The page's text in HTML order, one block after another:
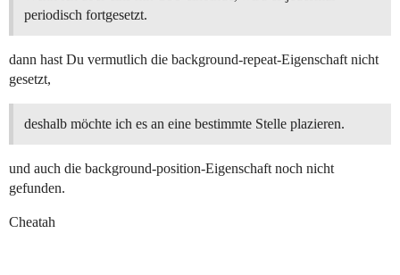
periodisch fortgesetzt.
dann hast Du vermutlich die background-repeat-Eigenschaft nicht
gesetzt,
deshalb möchte ich es an eine bestimmte Stelle plazieren.
und auch die background-position-Eigenschaft noch nicht
gefunden.
Cheatah